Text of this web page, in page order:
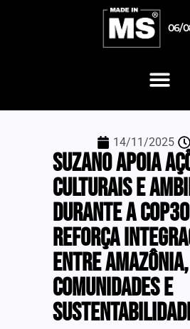
06/
14/11/2025
Suzano apoia
culturais e
durante a
reforça
entre Amazônia,
comunidades e